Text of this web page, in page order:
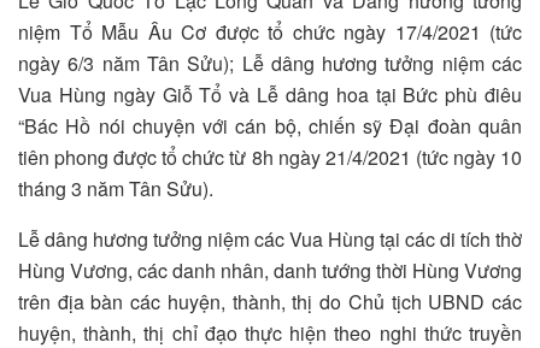
niệm Tổ Mẫu Âu Cơ được tổ chức ngày 17/4/2021 (tức
ngày 6/3 năm Tân Sửu); Lễ dâng hương tưởng niệm các
Vua Hùng ngày Giỗ Tổ và Lễ dâng hoa tại Bức phù điêu
“Bác Hồ nói chuyện với cán bộ, chiến sỹ Đại đoàn quân
tiên phong được tổ chức từ 8h ngày 21/4/2021 (tức ngày 10
tháng 3 năm Tân Sửu).
Lễ dâng hương tưởng niệm các Vua Hùng tại các di tích thờ
Hùng Vương, các danh nhân, danh tướng thời Hùng Vương
trên địa bàn các huyện, thành, thị do Chủ tịch UBND các
huyện, thành, thị chỉ đạo thực hiện theo nghi thức truyền